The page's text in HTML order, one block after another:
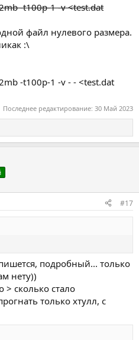
-t100p-1 -v <test.dat
файл нулевого размера.
:\
-t100p-1 -v - - <test.dat
Последнее редактирование: 30 Май 2023
#17
подробный... только
нету))
> сколько стало
только хтулл, с